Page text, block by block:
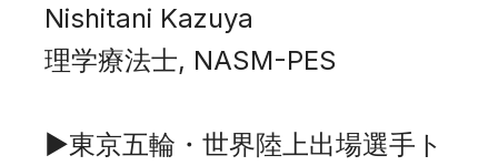
Nishitani Kazuya
理学療法⼠, NASM-PES
▶︎東京五輪・世界陸上出場選手ト